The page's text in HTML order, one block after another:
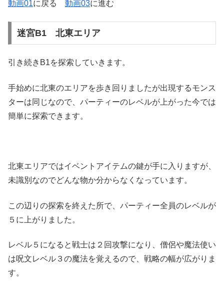
動画01に戻る 動画03に進む
迷宮B1 北東エリア
引き続きB1を探索していきます。
手始めに北東のエリアを歩き回りましたが出現するモンス
ターは同じなので、パーティーのレベルが上がった今では
簡単に探索できます。
北東エリアではイベントアイテムの鍵が手に入りますが、
未識別なのでどんな物か分からなくなっています。
この辺りの探索を終えた所で、パーティー全員のレベルが
５に上がりました。
レベル５になると戦士は２回攻撃になり、僧侶や魔法使い
は呪文レベル３の魔法を覚えるので、戦略の幅が広がりま
す。